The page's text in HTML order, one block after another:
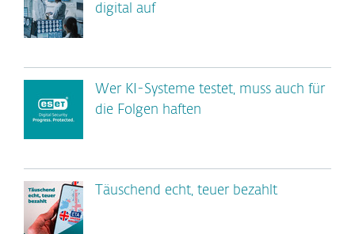
digital auf
Wer KI-Systeme testet, muss auch für
die Folgen haften
Täuschend echt, teuer bezahlt